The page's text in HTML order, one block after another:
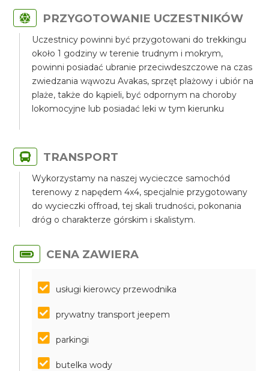
PRZYGOTOWANIE UCZESTNIKÓW
Uczestnicy powinni być przygotowani do trekkingu
około 1 godziny w terenie trudnym i mokrym,
powinni posiadać ubranie przeciwdeszczowe na czas
zwiedzania wąwozu Avakas, sprzęt plażowy i ubiór na
plaże, także do kąpieli, być odpornym na choroby
lokomocyjne lub posiadać leki w tym kierunku
TRANSPORT
Wykorzystamy na naszej wycieczce samochód
terenowy z napędem 4x4, specjalnie przygotowany
do wycieczki offroad, tej skali trudności, pokonania
dróg o charakterze górskim i skalistym.
CENA ZAWIERA
usługi kierowcy przewodnika
prywatny transport jeepem
parkingi
butelka wody